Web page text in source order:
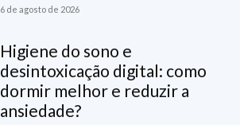
6 de agosto de 2026
Higiene do sono e
desintoxicação digital: como
dormir melhor e reduzir a
ansiedade?